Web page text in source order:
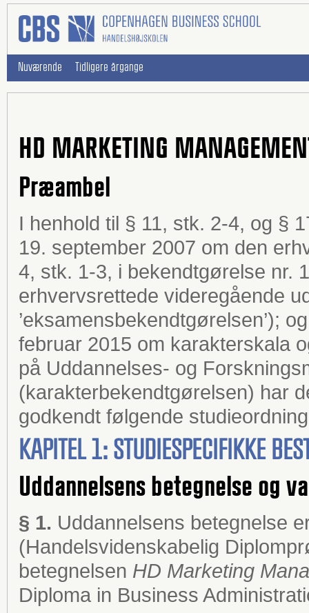
Nuværende Tidligere årgange
HD MARKETING
Præambel
I henhold til § 11, stk. 2-4, og §
19. september 2007 om den
4, stk. 1-3, i bekendtgørelse nr.
erhvervsrettede videregående
’eksamensbekendtgørelsen’);
februar 2015 om karakterskala
på Uddannelses- og
(karakterbekendtgørelsen) har
godkendt følgende
KAPITEL 1: STUDIESPECIFIKKE
Uddannelsens betegnelse og
§ 1. Uddannelsens betegnelse
(Handelsvidenskabelig
betegnelsen HD Marketing
Diploma in Business